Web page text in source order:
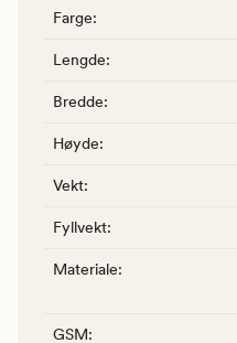
Farge:
Lengde:
Bredde:
Høyde:
Vekt:
Fyllvekt:
Materiale:
GSM: